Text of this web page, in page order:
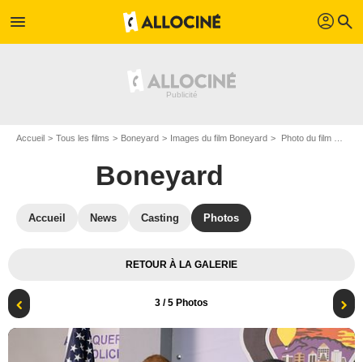
menu profil search
Accueil Tous les films Boneyard Images du film Boneyard Photo du film Boneyard - Photo 3
Boneyard
Accueil News Casting Photos
RETOUR À LA GALERIE
3 / 5 Photos